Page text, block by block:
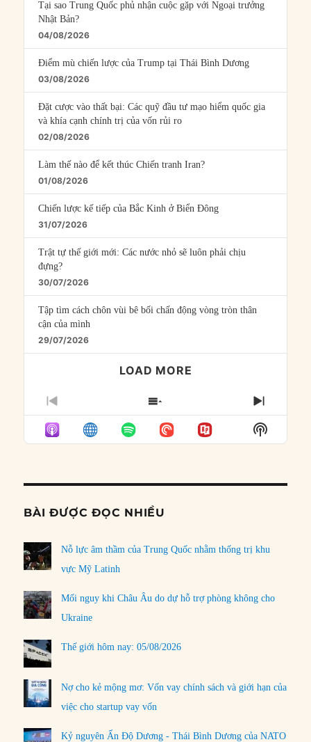
Tại sao Trung Quốc phủ nhận cuộc gặp với Ngoại trưởng
Nhật Bản?
04/08/2026
Điểm mù chiến lược của Trump tại Thái Bình Dương
03/08/2026
Đặt cược vào thất bại: Các quỹ đầu tư mạo hiểm quốc gia
và khía cạnh chính trị của vốn rủi ro
02/08/2026
Làm thế nào để kết thúc Chiến tranh Iran?
01/08/2026
Chiến lược kế tiếp của Bắc Kinh ở Biển Đông
31/07/2026
Trật tự thế giới mới: Các nước nhỏ sẽ luôn phải chịu
đựng?
30/07/2026
Tập tìm cách chôn vùi bê bối chấn động vòng tròn thân
cận của mình
29/07/2026
LOAD MORE
PREVIOUS
EPISODE
SHOW
EPISODES
LIST
NEXT
Show
Podcast
BÀI ĐƯỢC ĐỌC NHIỀU
Nỗ lực âm thầm của Trung Quốc nhằm thống trị khu
vực Mỹ Latinh
Mối nguy khi Châu Âu do dự hỗ trợ phòng không cho
Ukraine
Thế giới hôm nay: 05/08/2026
Nợ cho kẻ mộng mơ: Vốn vay chính sách và giới hạn của
việc cho startup vay vốn
Kỷ nguyên Ấn Độ Dương - Thái Bình Dương của NATO